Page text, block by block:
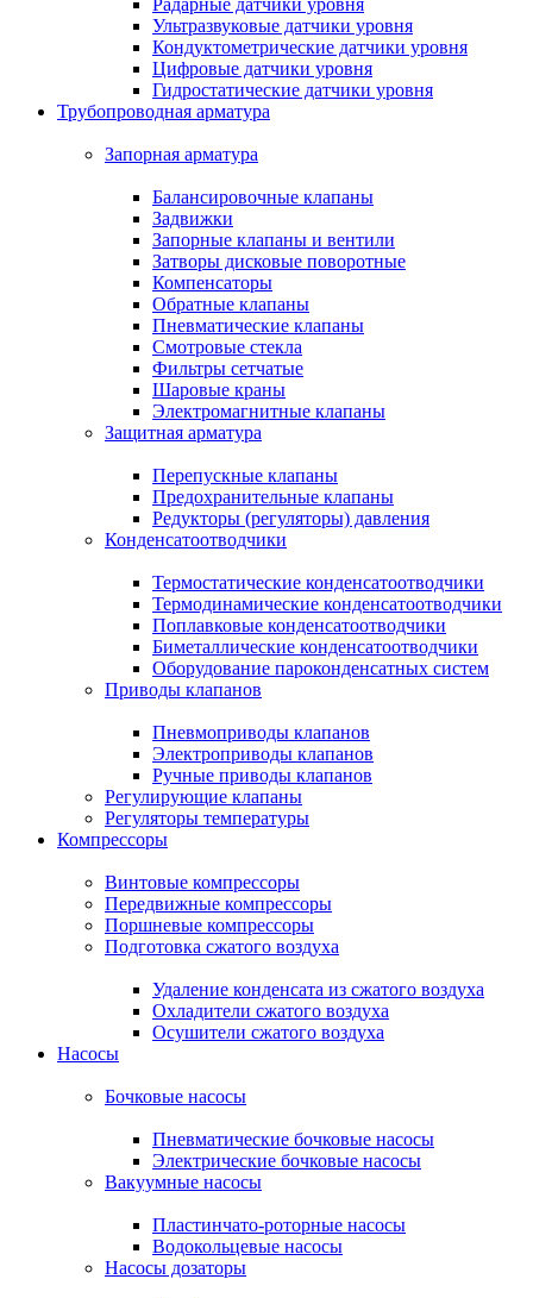
Радарные датчики уровня
Ультразвуковые датчики уровня
Кондуктометрические датчики уровня
Цифровые датчики уровня
Гидростатические датчики уровня
Трубопроводная арматура
Запорная арматура
Балансировочные клапаны
Задвижки
Запорные клапаны и вентили
Затворы дисковые поворотные
Компенсаторы
Обратные клапаны
Пневматические клапаны
Смотровые стекла
Фильтры сетчатые
Шаровые краны
Электромагнитные клапаны
Защитная арматура
Перепускные клапаны
Предохранительные клапаны
Редукторы (регуляторы) давления
Конденсатоотводчики
Термостатические конденсатоотводчики
Термодинамические конденсатоотводчики
Поплавковые конденсатоотводчики
Биметаллические конденсатоотводчики
Оборудование пароконденсатных систем
Приводы клапанов
Пневмоприводы клапанов
Электроприводы клапанов
Ручные приводы клапанов
Регулирующие клапаны
Регуляторы температуры
Компрессоры
Винтовые компрессоры
Передвижные компрессоры
Поршневые компрессоры
Подготовка сжатого воздуха
Удаление конденсата из сжатого воздуха
Охладители сжатого воздуха
Осушители сжатого воздуха
Насосы
Бочковые насосы
Пневматические бочковые насосы
Электрические бочковые насосы
Вакуумные насосы
Пластинчато-роторные насосы
Водокольцевые насосы
Насосы дозаторы